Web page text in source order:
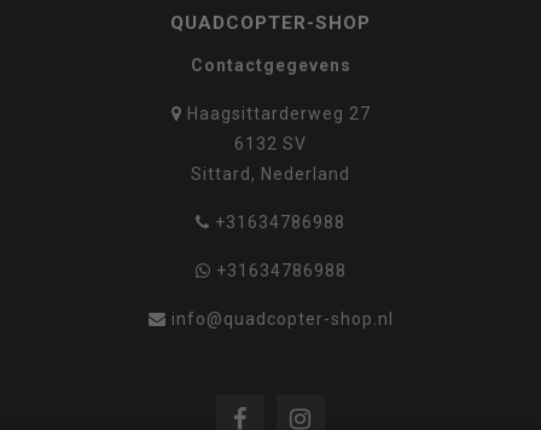
QUADCOPTER-SHOP
Contactgegevens
Haagsittarderweg 27
6132 SV
Sittard, Nederland
+31634786988
+31634786988
info@quadcopter-shop.nl